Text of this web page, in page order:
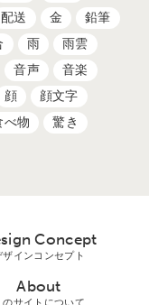
配送 金
鉛筆
雨
雨雲
音声
音楽
顔
顔文字
べ物
驚き
Concept
ザインコンセプト
About
のサイトについて